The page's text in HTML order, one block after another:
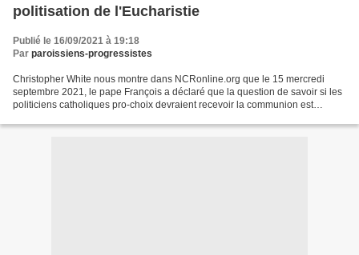
politisation de l'Eucharistie
Publié le 16/09/2021 à 19:18
Par paroissiens-progressistes
Christopher White nous montre dans NCRonline.org que le 15 mercredi
septembre 2021, le pape François a déclaré que la question de savoir si les
politiciens catholiques pro-choix devraient recevoir la communion est